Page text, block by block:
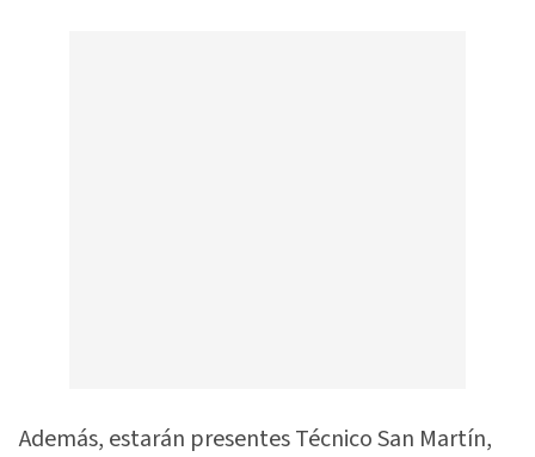
Además, estarán presentes Técnico San Martín,